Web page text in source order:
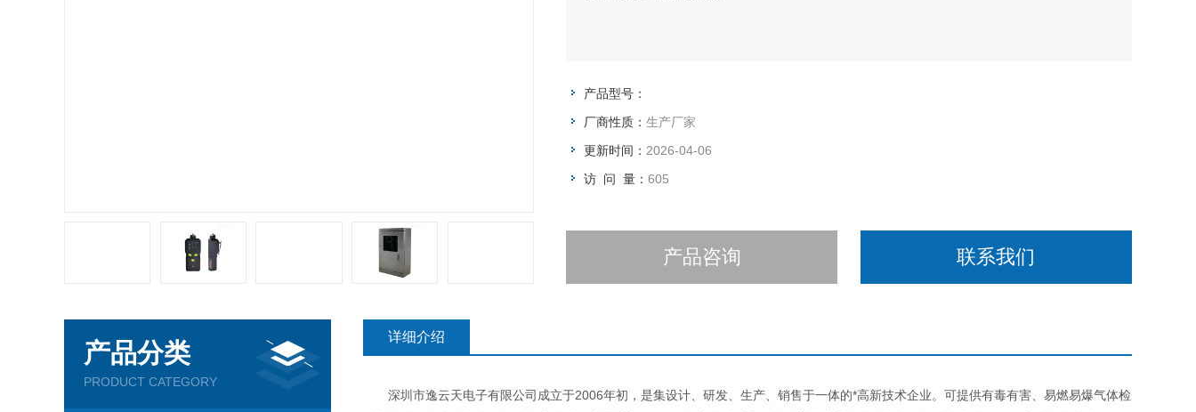
产品型号：
厂商性质： 生产厂家
更新时间： 2026-04-06
访 问 量： 605
产品咨询 联系我们
产品分类
PRODUCT CATEGORY
详细介绍
深圳市逸云天电子有限公司成立于2006年初，是集设计、研发、生产、销售于一体的*高新技术企业。可提供有毒有害、易燃易爆气体检